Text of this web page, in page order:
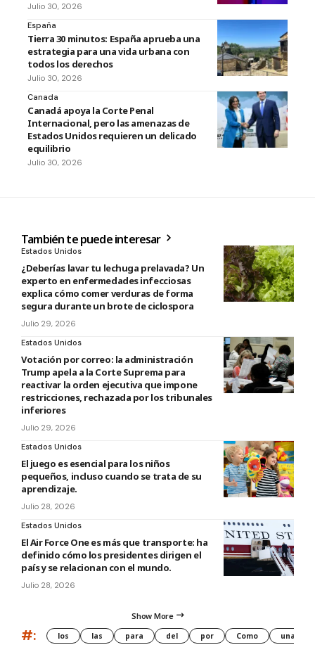
Julio 30, 2026
España
Tierra 30 minutos: España aprueba una
estrategia para una vida urbana con
todos los derechos
Julio 30, 2026
Canada
Canadá apoya la Corte Penal
Internacional, pero las amenazas de
Estados Unidos requieren un delicado
equilibrio
Julio 30, 2026
También te puede interesar
Estados Unidos
¿Deberías lavar tu lechuga prelavada? Un
experto en enfermedades infecciosas
explica cómo comer verduras de forma
segura durante un brote de ciclospora
Julio 29, 2026
Estados Unidos
Votación por correo: la administración
Trump apela a la Corte Suprema para
reactivar la orden ejecutiva que impone
restricciones, rechazada por los tribunales
inferiores
Julio 29, 2026
Estados Unidos
El juego es esencial para los niños
pequeños, incluso cuando se trata de su
aprendizaje.
Julio 28, 2026
Estados Unidos
El Air Force One es más que transporte: ha
definido cómo los presidentes dirigen el
país y se relacionan con el mundo.
Julio 28, 2026
Show More
#: los las para del por Como una